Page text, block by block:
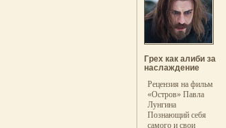
Грех как алиби за
наслаждение
Рецензия на фильм
«Остров» Павла
Лунгина
Познающий себя
самого и свои